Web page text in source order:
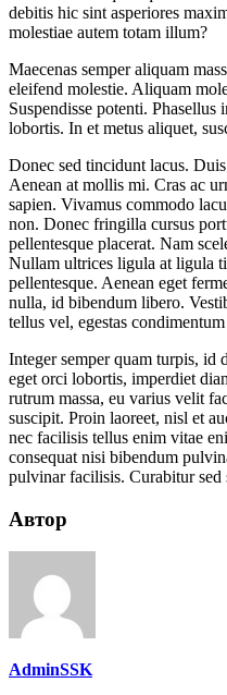
debitis hic sint asperiores
molestiae autem totam illum?
Maecenas semper aliquam
eleifend molestie. Aliquam
Suspendisse potenti.
lobortis. In et metus aliquet,
Donec sed tincidunt lacus.
Aenean at mollis mi. Cras ac
sapien. Vivamus commodo
non. Donec fringilla cursus
pellentesque placerat. Nam
Nullam ultrices ligula at ligula
pellentesque. Aenean eget
nulla, id bibendum libero.
tellus vel, egestas
Integer semper quam turpis, id
eget orci lobortis, imperdiet
rutrum massa, eu varius velit
suscipit. Proin laoreet, nisl et
nec facilisis tellus enim vitae
consequat nisi bibendum
pulvinar facilisis. Curabitur sed
Автор
AdminSSK